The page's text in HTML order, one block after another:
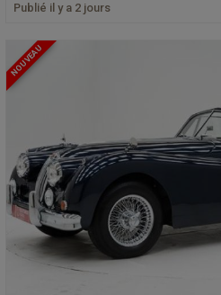
Publié il y a 2 jours
NOUVEAU